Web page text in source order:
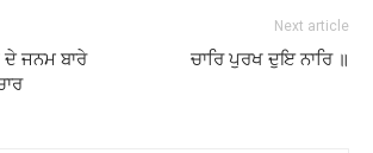
ਦੇ ਜਨਮ ਬਾਰੇ
Next article
ਚਾਰਿ ਪੁਰਖ ਦੁਇ ਨਾਰਿ ॥